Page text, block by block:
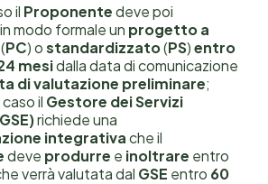
il Proponentedeve poi
modo formale un progetto a
PC) ostandardizzato(PS)entro
mesidalla data di comunicazione
di valutazione preliminare;
il Gestore dei Servizi
richiede una
integrativache il
deve produrre e inoltrare entro
verrà valutata dal GSE entro 60